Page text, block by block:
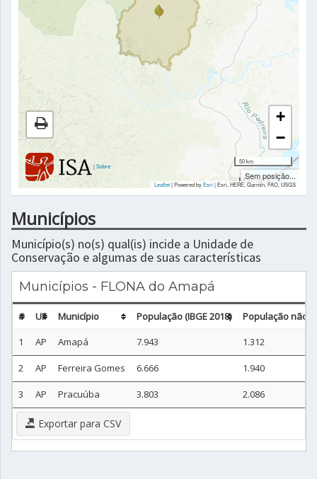
|Sobre
+
−
50 km
Sem posição...
Leaflet| Powered byEsri|Esri, HERE, Garmin, FAO, USGS
Municípios
Município(s) no(s) qual(is) incide a Unidade de
Conservação e algumas de suas características
Municípios - FLONA do Amapá
# UF Município População (IBGE 2018)
População não
1
AP Amapá 7.943 1.312
2 AP Ferreira Gomes 6.666 1.940
3 AP Pracuúba 3.803 2.086
Exportar para CSV